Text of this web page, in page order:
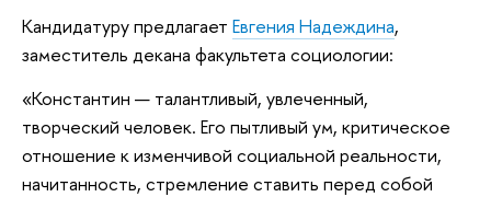
Кандидатуру предлагает Евгения Надеждина,
заместитель декана факультета социологии:
«Константин — талантливый, увлеченный,
творческий человек. Его пытливый ум, критическое
отношение к изменчивой социальной реальности,
начитанность, стремление ставить перед собой